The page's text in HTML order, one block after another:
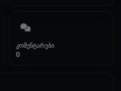
კომენტარები
0